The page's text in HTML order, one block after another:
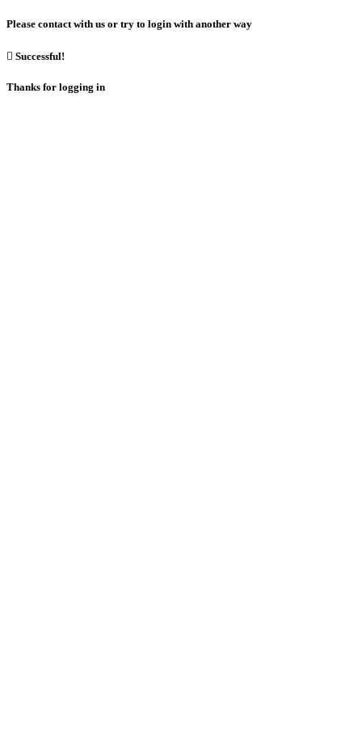
Please contact with us or try to login with another way
 Successful!
Thanks for logging in